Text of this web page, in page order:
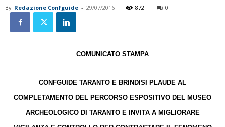
By Redazione Confguide - 29/07/2016 872 0
COMUNICATO STAMPA
CONFGUIDE TARANTO E BRINDISI PLAUDE AL
COMPLETAMENTO DEL PERCORSO ESPOSITIVO DEL MUSEO
ARCHEOLOGICO DI TARANTO E INVITA A MIGLIORARE